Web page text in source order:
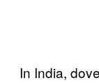
In India,